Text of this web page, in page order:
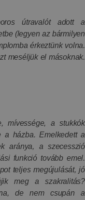
útravalót adott a
(legyen az bármilyen
érkeztünk volna.
meséljük el másoknak.
mívessége, a stukkók
a házba. Emelkedett a
aránya, a szecesszió
funkció tovább emel.
teljes megújulását, jó
meg a szakralitás?
de nem csupán a